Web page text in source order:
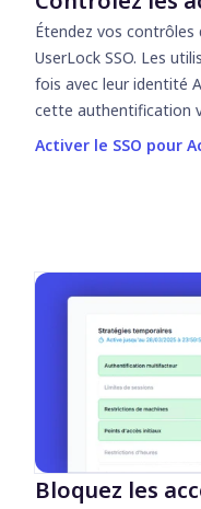
Étendez vos contrôles
UserLock SSO. Les
fois avec leur identité
cette authentification
Activer le SSO pour
Bloquez les